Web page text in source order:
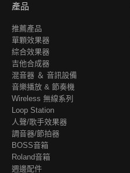
產品
推薦產品
單顆效果器
綜合效果器
吉他合成器
混音器 ＆ 音訊設備
音樂播放 & 節奏機
Wireless 無線系列
Loop Station
人聲/歌手效果器
調音器/節拍器
BOSS音箱
Roland音箱
週邊配件